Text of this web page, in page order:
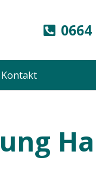
0664
Kontakt